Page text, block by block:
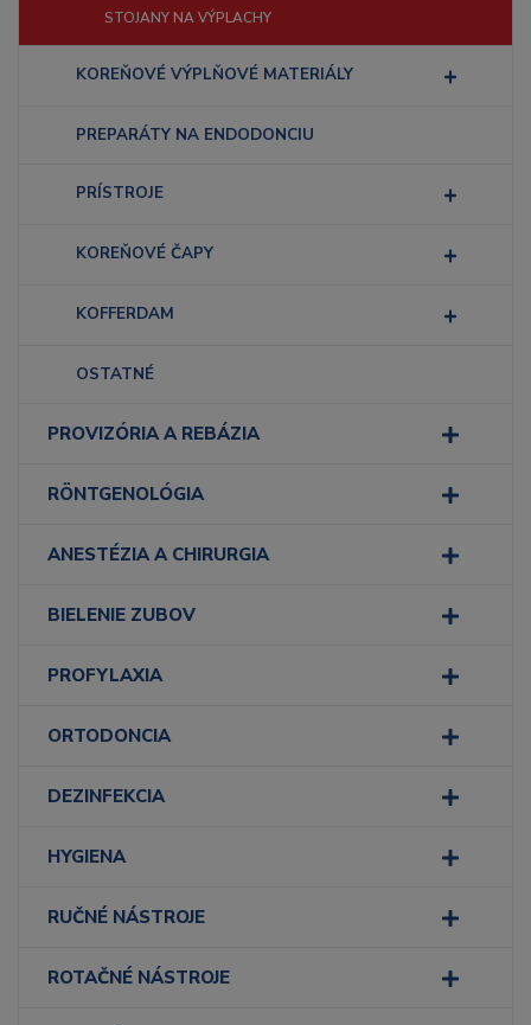
STOJANY NA VÝPLACHY
KOREŇOVÉ VÝPLŇOVÉ MATERIÁLY
PREPARÁTY NA ENDODONCIU
PRÍSTROJE
KOREŇOVÉ ČAPY
KOFFERDAM
OSTATNÉ
PROVIZÓRIA A REBÁZIA
RÖNTGENOLÓGIA
ANESTÉZIA A CHIRURGIA
BIELENIE ZUBOV
PROFYLAXIA
ORTODONCIA
DEZINFEKCIA
HYGIENA
RUČNÉ NÁSTROJE
ROTAČNÉ NÁSTROJE